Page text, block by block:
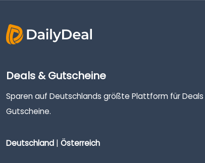
Deals & Gutscheine
Sparen auf Deutschlands größte Plattform für Deals
Gutscheine.
Deutschland | Österreich